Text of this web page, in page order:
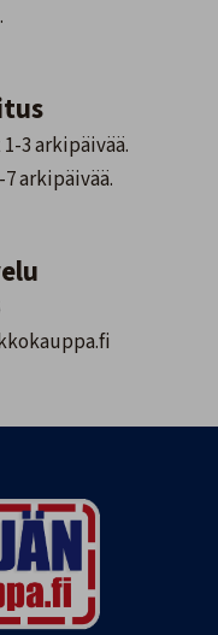
3 arkipäivää.
arkipäivää.